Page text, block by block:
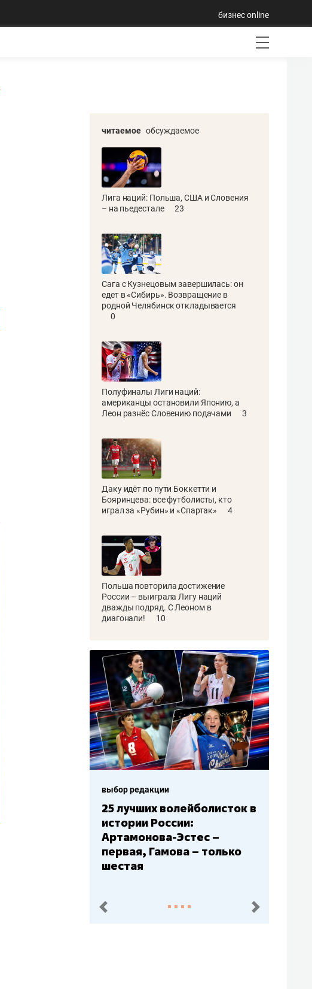
бизнес online
читаемое обсуждаемое
Лига наций: Польша, США и Словения
– на пьедестале
23
Сага с Кузнецовым завершилась: он
едет в «Сибирь». Возвращение в
родной Челябинск откладывается
0
Полуфиналы Лиги наций:
американцы остановили Японию, а
Леон разнёс Словению подачами
3
Даку идёт по пути Боккетти и
Бояринцева: все футболисты, кто
играл за «Рубин» и «Спартак»
4
Польша повторила достижение
России – выиграла Лигу наций
дважды подряд. С Леоном в
диагонали!
10
выбор редакции
Бюджеты клубов КХЛ: СКА
– главный мажор, «Ак
Барс» – второй, «Салават
Юлаев» – середняк
пред. след.